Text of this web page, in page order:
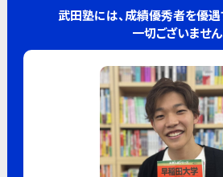
武田塾には、成績優秀者を優
一切ございません